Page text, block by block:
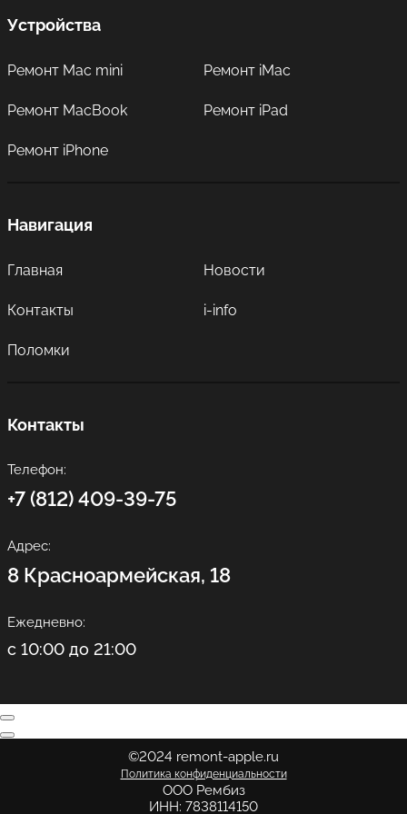
необходимости, мы быстро снимем поврежденный
дисплей, аккуратно поставим новый корпус, заменим
вопросов, направленных на скорейшее восстановление
Устройства
Ремонт Mac mini Ремонт iMac
Ремонт MacBook Ремонт iPad
Ремонт iPhone
Навигация
Главная Новости
Контакты i-info
Поломки
Контакты
Телефон:
+7 (812) 409-39-75
Адрес:
8 Красноармейская, 18
Ежедневно:
с 10:00 до 21:00
©2024 remont-apple.ru
Политика конфиденциальности
ООО Рембиз
ИНН: 7838114150